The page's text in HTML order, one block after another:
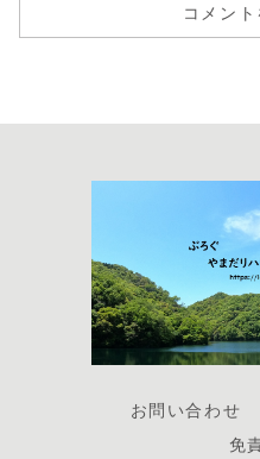
コメン
お問い合わせ
免